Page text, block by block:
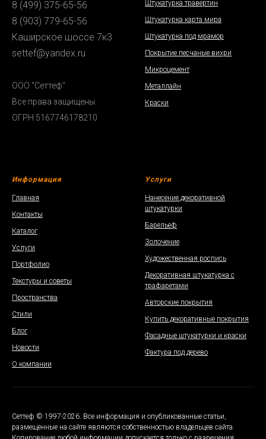
8 (499) 375-65-56
8 (903) 779-65-56
Каширское шоссе 7к3
settef@yandex.ru
ООО "Сеттеф"
Все права защищены.
ОГРН 5167746178210
Штукатурка травертин
Штукатурка карта мира
Штукатурка под мрамор
Покрытие песчаные вихри
Микроцемент
Металлайн
Краски
Информация
Главная
Контакты
Каталог
Услуги
Портфолио
Текстуры и советы
Пространства
Стили
Блог
Новости
О компании
Услуги
Нанесение декоративной
штукатурки
Барельеф
Золочение
Художественная роспись
Декоративная штукатурка с
трафаретами
Авторские покрытия
Купить декоративные покрытия
Фасадные штукатурки и краски
Фактура под дерево
Сеттеф © 1997-2026. Все информация и опубликованные статьи,
размещенные на сайте являются собственностью владельцев сайта.